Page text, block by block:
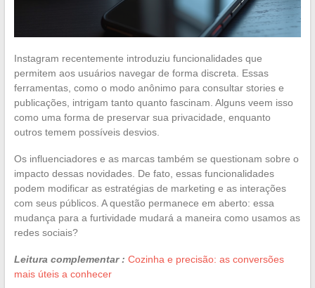
Instagram recentemente introduziu funcionalidades que
permitem aos usuários navegar de forma discreta. Essas
ferramentas, como o modo anônimo para consultar stories e
publicações, intrigam tanto quanto fascinam. Alguns veem isso
como uma forma de preservar sua privacidade, enquanto
outros temem possíveis desvios.
Os influenciadores e as marcas também se questionam sobre o
impacto dessas novidades. De fato, essas funcionalidades
podem modificar as estratégias de marketing e as interações
com seus públicos. A questão permanece em aberto: essa
mudança para a furtividade mudará a maneira como usamos as
redes sociais?
Leitura complementar : Cozinha e precisão: as conversões
mais úteis a conhecer